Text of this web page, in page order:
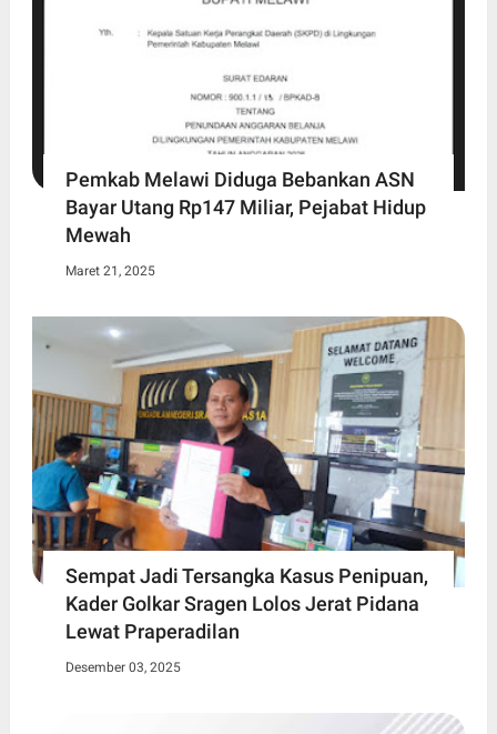
Pemkab Melawi Diduga Bebankan ASN
Bayar Utang Rp147 Miliar, Pejabat Hidup
Mewah
Maret 21, 2025
Sempat Jadi Tersangka Kasus Penipuan,
Kader Golkar Sragen Lolos Jerat Pidana
Lewat Praperadilan
Desember 03, 2025